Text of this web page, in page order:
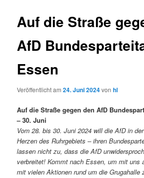
Auf die Straße
AfD
Essen
Veröffentlicht am24. Juni 2024vonhl
Auf die Straße gegen den AfD
– 30. Juni
Vom 28. bis 30. Juni 2024 will die AfD in
Herzen des Ruhrgebiets – ihren
lassen nicht zu, dass die AfD
verbreitet! Kommt nach Essen, um mit uns
mit vielen Aktionen rund um die Grugahalle